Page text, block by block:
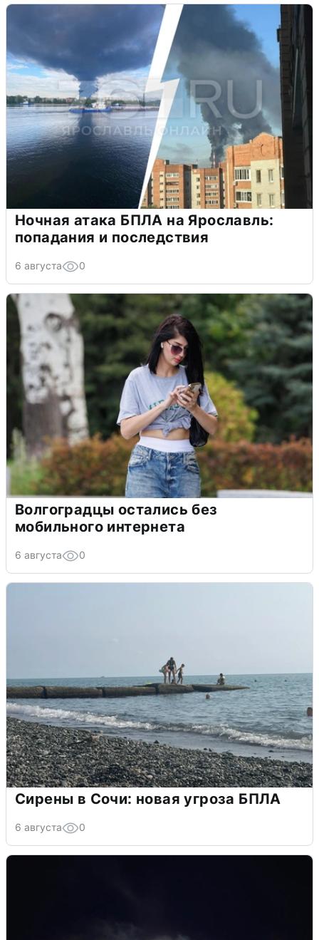
Ночная атака БПЛА на Ярославль:
попадания и последствия
6 августа 0
Волгоградцы остались без
мобильного интернета
6 августа 0
Сирены в Сочи: новая угроза БПЛА
6 августа 0